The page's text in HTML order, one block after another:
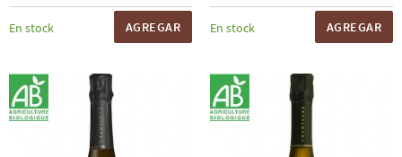
En stock AGREGAR En stock AGREGAR